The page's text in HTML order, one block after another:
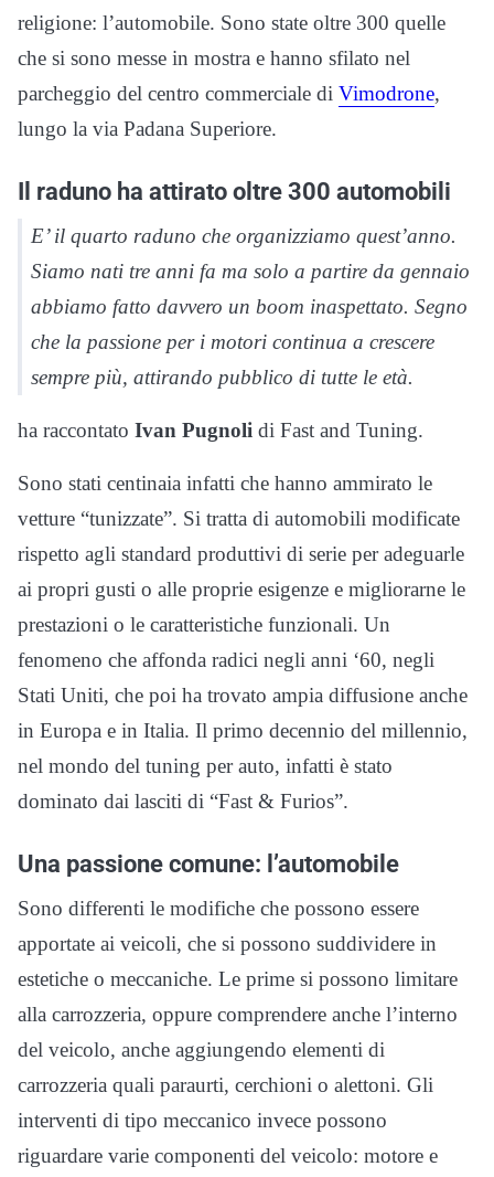
religione: l’automobile. Sono state oltre 300 quelle
che si sono messe in mostra e hanno sfilato nel
parcheggio del centro commerciale di Vimodrone,
lungo la via Padana Superiore.
Il raduno ha attirato oltre 300 automobili
E’ il quarto raduno che organizziamo quest’anno.
Siamo nati tre anni fa ma solo a partire da gennaio
abbiamo fatto davvero un boom inaspettato. Segno
che la passione per i motori continua a crescere
sempre più, attirando pubblico di tutte le età.
ha raccontato Ivan Pugnoli di Fast and Tuning.
Sono stati centinaia infatti che hanno ammirato le
vetture “tunizzate”. Si tratta di automobili modificate
rispetto agli standard produttivi di serie per adeguarle
ai propri gusti o alle proprie esigenze e migliorarne le
prestazioni o le caratteristiche funzionali. Un
fenomeno che affonda radici negli anni ‘60, negli
Stati Uniti, che poi ha trovato ampia diffusione anche
in Europa e in Italia. Il primo decennio del millennio,
nel mondo del tuning per auto, infatti è stato
dominato dai lasciti di “Fast & Furios”.
Una passione comune: l’automobile
Sono differenti le modifiche che possono essere
apportate ai veicoli, che si possono suddividere in
estetiche o meccaniche. Le prime si possono limitare
alla carrozzeria, oppure comprendere anche l’interno
del veicolo, anche aggiungendo elementi di
carrozzeria quali paraurti, cerchioni o alettoni. Gli
interventi di tipo meccanico invece possono
riguardare varie componenti del veicolo: motore e